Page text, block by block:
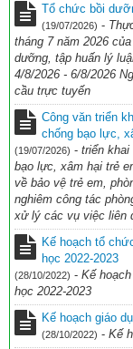
Tổ chức bồi
(19/07/2026) -
tháng 7 năm 2026
dưỡng, tập huấn lý
4/8/2026 - 6/8/2026
cầu trực tuyến
Công văn triển
chống bạo lực,
(19/07/2026) - triển khai
bạo lực, xâm hại trẻ
về bảo vệ trẻ em,
nghiêm công tác
xử lý các vụ việc liên
Kế hoạch tổ
học 2022-2023
(28/10/2022) - Kế
học 2022-2023
Kế hoạch giáo
(28/10/2022) - Kế